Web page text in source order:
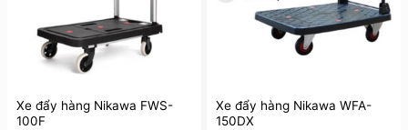
Xe đẩy hàng Nikawa FWS-
100F
Xe đẩy hàng Nikawa WFA-
150DX